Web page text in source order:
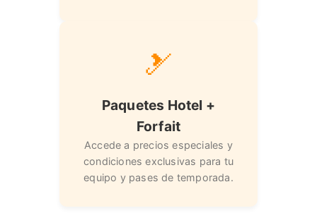
🎿
Paquetes Hotel +
Forfait
Accede a precios especiales y
condiciones exclusivas para tu
equipo y pases de temporada.